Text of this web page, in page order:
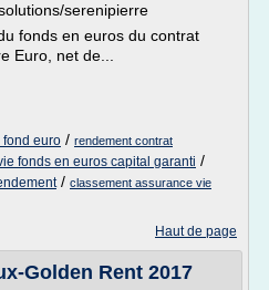
serenipierre
fonds en euros du contrat
Euro, net de...
fond euro / rendement contrat
fonds en euros capital garanti /
/ classement assurance vie
Haut de page
Golden Rent 2017